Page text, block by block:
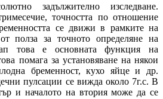
задължително изследване.
точността по отношение
се движи в рамките на
полза за точното определяне на
това е основната функция на
помага за установяване на някои
бременност, кухо яйце и др.
пулсации се вижда около 7г.с. В
и началото на втория може да се